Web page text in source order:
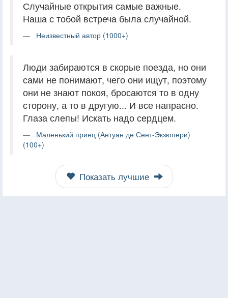
Случайные открытия самые важные.
Наша с тобой встреча была случайной.
Неизвестный автор (1000+)
Люди забираются в скорые поезда, но они
сами не понимают, чего они ищут, поэтому
они не знают покоя, бросаются то в одну
сторону, а то в другую... И все напрасно.
Глаза слепы! Искать надо сердцем.
Маленький принц (Антуан де Сент-Экзюпери)
(100+)
Показать лучшие